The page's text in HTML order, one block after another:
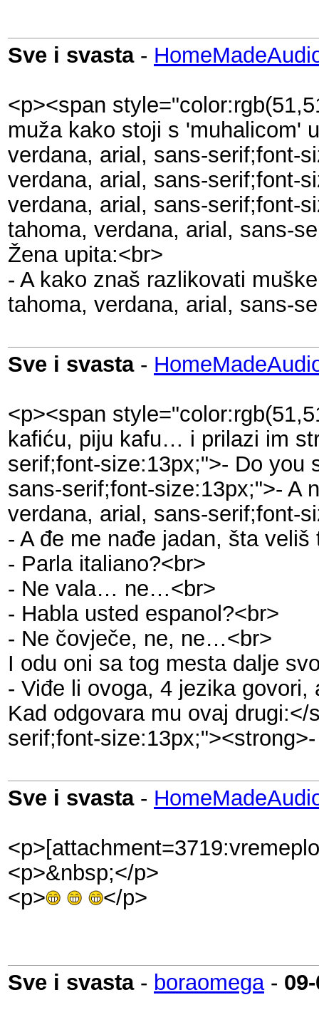
Sve i svasta-
<p><span
muža kako stoji s 'muhalicom'
verdana, arial, sans-serif;font-
verdana, arial, sans-serif;font-
verdana, arial, sans-serif;font-
tahoma, verdana, arial, sans-
Žena upita:<br>
- A kako znaš razlikovati
tahoma, verdana, arial, sans-
Sve i svasta-
<p><span
kafiću, piju kafu… i prilazi im
serif;font-size:13px;">- Do you
sans-serif;font-size:13px;">- A
verdana, arial, sans-serif;font-
- A đe me nađe jadan, šta
- Parla italiano?<br>
- Ne vala… ne…<br>
- Habla usted espanol?<br>
- Ne čovječe, ne, ne…<br>
I odu oni sa tog mesta dalje
- Viđe li ovoga, 4 jezika
Kad odgovara mu ovaj
serif;font-
Sve i svasta-
<p>&nbsp;</p>
<p>
</p>
Sve i svasta- boraomega-